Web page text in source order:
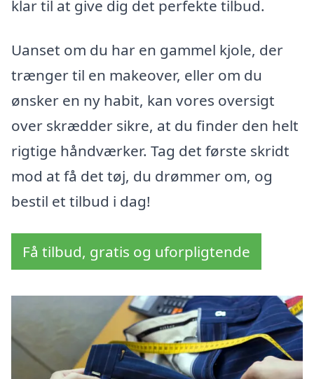
klar til at give dig det perfekte tilbud.
Uanset om du har en gammel kjole, der
trænger til en makeover, eller om du
ønsker en ny habit, kan vores oversigt
over skrædder sikre, at du finder den helt
rigtige håndværker. Tag det første skridt
mod at få det tøj, du drømmer om, og
bestil et tilbud i dag!
Få tilbud, gratis og uforpligtende